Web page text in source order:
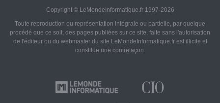
Copyright © LeMondeInformatique.fr 1997-2026
Toute reproduction ou représentation intégrale ou partielle, par quelque
procédé que ce soit, des pages publiées sur ce site, faite sans l'autorisation
de l'éditeur ou du webmaster du site LeMondeInformatique.fr est illicite et
constitue une contrefaçon.